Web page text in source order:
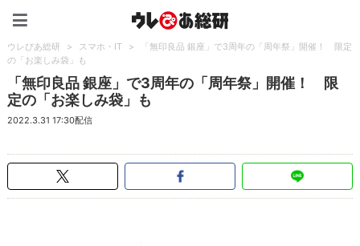
ウレぴあ総研 > スマホ・IT >
「無印良品 銀座」で3周年の「周年祭」開催！ 限定
の「お楽しみ袋」も
「無印良品 銀座」で3周年の「周年祭」開催！ 限
定の「お楽しみ袋」も
2022.3.31 17:30配信